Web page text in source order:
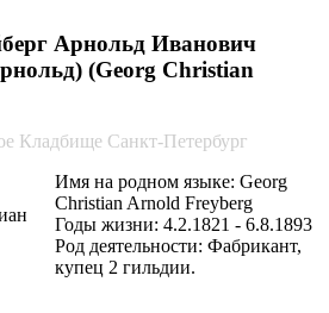
Арнольд Иванович
(Georg Christian
Кладбище Санкт-Петербург
Имя на родном языке: Georg
Christian Arnold Freyberg
Годы жизни: 4.2.1821 - 6.8.1893
Род деятельности: Фабрикант,
купец 2 гильдии.